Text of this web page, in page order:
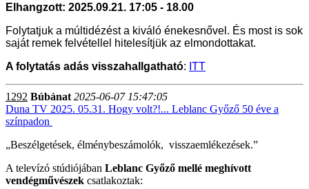
Elhangzott: 2025.09.21. 17:05 - 18.00
Folytatjuk a múltidézést a kiváló énekesnővel. És most is sok
saját remek felvétellel hitelesítjük az elmondottakat.
A folytatás adás visszahallgatható: ITT
1292 Búbánat 2025-06-07 15:47:05
Duna TV 2025. 05.31. Hogy volt?!... Leblanc Győző 50 éve a
színpadon
„Beszélgetések, élménybeszámolók, visszaemlékezések.”
A televízó stúdiójában Leblanc Győző mellé meghívott
vendégművészek csatlakoztak: